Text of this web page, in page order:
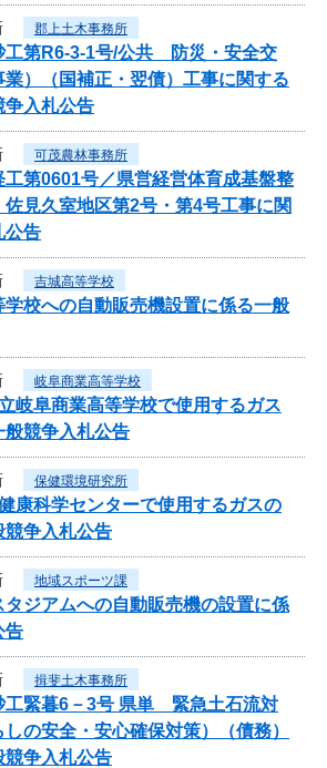
郡上土木事務所
工第R6-3-1号/公共 防災・安全交
）（国補正・翌債）工事に関する
争入札公告
可茂農林事務所
工第0601号／県営経営体育成基盤整
見久室地区第2号・第4号工事に関
公告
吉城高等学校
校への自動販売機設置に係る一般
岐阜商業高等学校
岐阜商業高等学校で使用するガス
競争入札公告
保健環境研究所
康科学センターで使用するガスの
競争入札公告
地域スポーツ課
ジアムへの自動販売機の設置に係
告
揖斐土木事務所
工緊暮6－3号 県単 緊急土石流対
の安全・安心確保対策）（債務）
競争入札公告